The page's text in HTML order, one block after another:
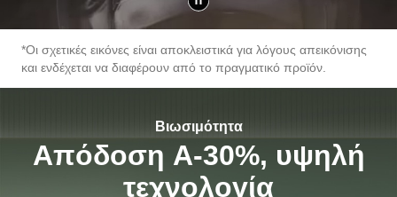
*Οι σχετικές εικόνες είναι αποκλειστικά για λόγους απεικόνισης
και ενδέχεται να διαφέρουν από το πραγματικό προϊόν.
Βιωσιμότητα
Απόδοση A-30%, υψηλή
τεχνολογία